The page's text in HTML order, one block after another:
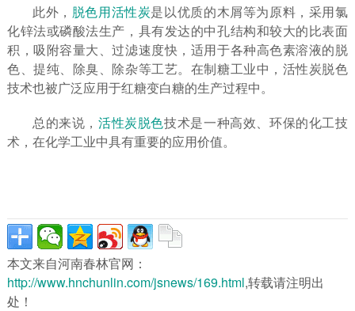
此外， 脱色用活性炭是以优质的木屑等为原料，采用氯
化锌法或磷酸法生产，具有发达的中孔结构和较大的比表面
积，吸附容量大、过滤速度快，适用于各种高色素溶液的脱
色、提纯、除臭、除杂等工艺。在制糖工业中，活性炭脱色
技术也被广泛应用于红糖变白糖的生产过程中。
总的来说，活性炭脱色技术是一种高效、环保的化工技
术，在化学工业中具有重要的应用价值。
本文来自河南春林官网：
http://www.hnchunlin.com/jsnews/169.html,转载请注明出
处！